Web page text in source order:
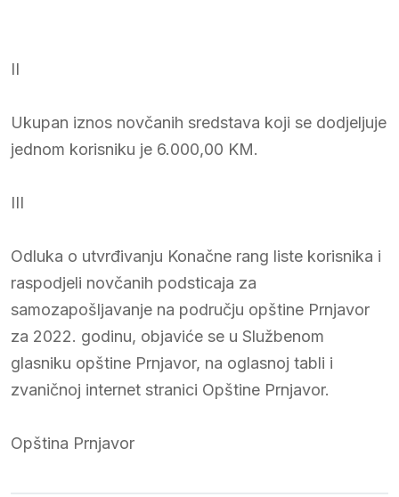
II
Ukupan iznos novčanih sredstava koji se dodjeljuje
jednom korisniku je 6.000,00 KM.
III
Odluka o utvrđivanju Konačne rang liste korisnika i
raspodjeli novčanih podsticaja za
samozapošljavanje na području opštine Prnjavor
za 2022. godinu, objaviće se u Službenom
glasniku opštine Prnjavor, na oglasnoj tabli i
zvaničnoj internet stranici Opštine Prnjavor.
Opština Prnjavor